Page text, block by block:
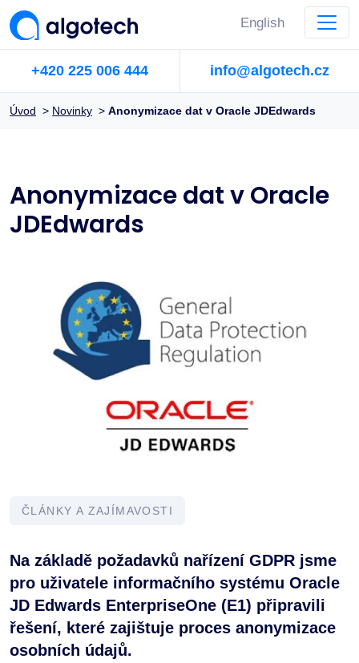
English
+420 225 006 444 info@algotech.cz
Úvod > Novinky > Anonymizace dat v Oracle JDEdwards
Anonymizace dat v Oracle
JDEdwards
ČLÁNKY A ZAJÍMAVOSTI
Na základě požadavků nařízení GDPR jsme
pro uživatele informačního systému Oracle
JD Edwards EnterpriseOne (E1) připravili
řešení, které zajištuje proces anonymizace
osobních údajů.